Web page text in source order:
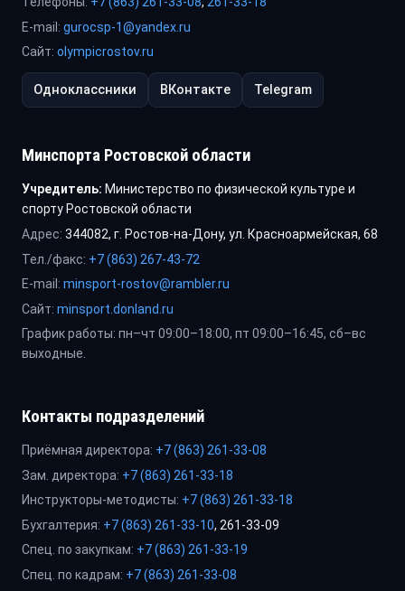
E-mail: gurocsp-1@yandex.ru
Сайт: olympicrostov.ru
Одноклассники ВКонтакте Telegram
Минспорта Ростовской области
Учредитель: Министерство по физической культуре и
спорту Ростовской области
Адрес: 344082, г. Ростов-на-Дону, ул. Красноармейская, 68
Тел./факс: +7 (863) 267-43-72
E-mail: minsport-rostov@rambler.ru
Сайт: minsport.donland.ru
График работы: пн–чт 09:00–18:00, пт 09:00–16:45, сб–вс
выходные.
Контакты подразделений
Приёмная директора: +7 (863) 261-33-08
Зам. директора: +7 (863) 261-33-18
Инструкторы-методисты: +7 (863) 261-33-18
Бухгалтерия: +7 (863) 261-33-10, 261-33-09
Спец. по закупкам: +7 (863) 261-33-19
Спец. по кадрам: +7 (863) 261-33-08